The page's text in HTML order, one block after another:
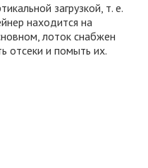
загрузкой, т. е.
находится на
лоток снабжен
отсеки и помыть их.